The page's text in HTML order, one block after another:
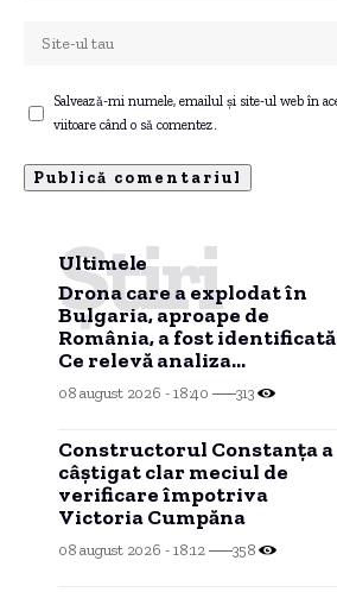
Salvează-mi numele, emailul și site-ul web în
viitoare când o să comentez.
Ultimele
Știri
Drona care a explodat în
Bulgaria, aproape de
România, a fost
Ce relevă analiza
preliminară a epavei
08 august 2026 - 18:40 313
Constructorul Constanța a
câștigat clar meciul de
verificare împotriva
Victoria Cumpăna
08 august 2026 - 18:12 358